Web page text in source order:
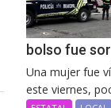
bolso fue
Una mujer fue
este viernes,